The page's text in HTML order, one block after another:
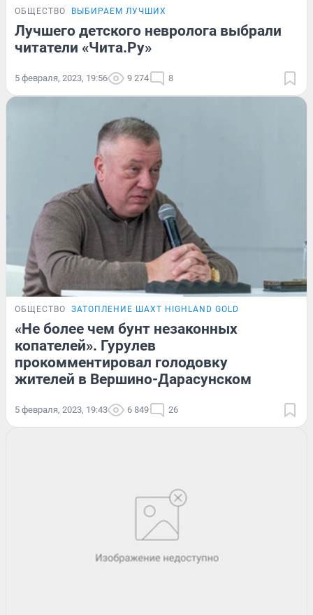
ОБЩЕСТВО ВЫБИРАЕМ ЛУЧШИХ
Лучшего детского невролога выбрали
читатели «Чита.Ру»
5 февраля, 2023, 19:56 9 274 8
ОБЩЕСТВО ЗАТОПЛЕНИЕ ШАХТ HIGHLAND GOLD
«Не более чем бунт незаконных
копателей». Гурулев
прокомментировал голодовку
жителей в Вершино-Дарасунском
5 февраля, 2023, 19:43 6 849 26